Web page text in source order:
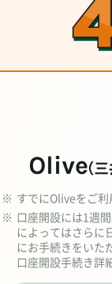
※ すでにOliveをご利
※ 口座開設には1週
によってはさらに
にお手続きをいた
口座開設手続き詳